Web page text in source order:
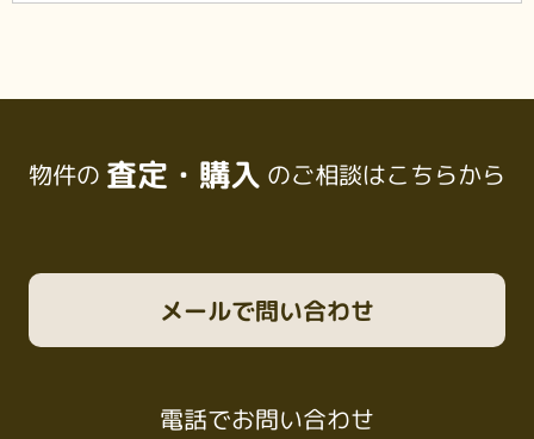
物件の 査定・購入 のご相談はこちらから
電話でお問い合わせ
メールで問い合わせ